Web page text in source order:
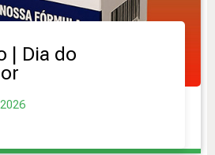
| Dia do